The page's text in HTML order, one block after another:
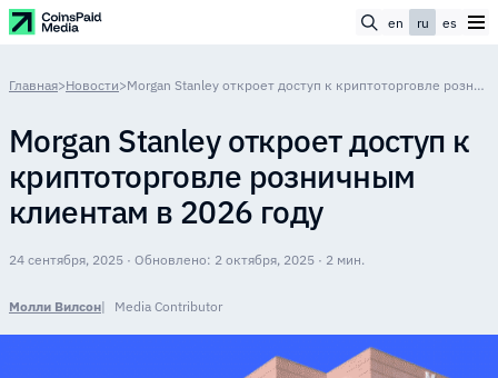
en ru es
Главная>Новости> Morgan Stanley откроет доступ к криптоторговле розничным клиентам в 2026 году
Morgan Stanley откроет доступ к
криптоторговле розничным
клиентам в 2026 году
24 сентября, 2025 · Обновлено: 2 октября, 2025 · 2 мин.
Молли Вилсон Media Contributor